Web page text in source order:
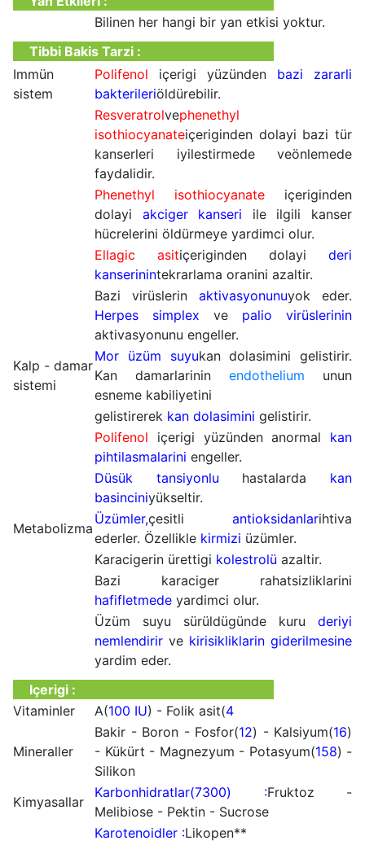
Bilinen her hangi bir yan etkisi yoktur.
Tibbi Bakis Tarzi :
Immün
sistem
Polifenol içerigi yüzünden bazi zararli
bakterileriöldürebilir.
Resveratrolvephenethyl
isothiocyanateiçeriginden dolayi bazi tür
kanserleri iyilestirmede veönlemede
faydalidir.
Phenethyl isothiocyanate içeriginden
dolayi akciger kanseri ile ilgili kanser
hücrelerini öldürmeye yardimci olur.
Ellagic asitiçeriginden dolayi deri
kanserinintekrarlama oranini azaltir.
Bazi virüslerin aktivasyonunuyok eder.
Herpes simplex ve palio
virüslerinin
aktivasyonunu engeller.
Kalp - damar
sistemi
Mor üzüm suyukan dolasimini gelistirir.
Kan damarlarinin endothelium unun
esneme kabiliyetini
gelistirerek kan dolasimini gelistirir.
Polifenol içerigi yüzünden anormal kan
pihtilasmalarini engeller.
Düsük tansiyonlu hastalarda kan
basinciniyükseltir.
Metabolizma
Üzümler,çesitli antioksidanlarihtiva
ederler. Özellikle kirmizi üzümler.
Karacigerin ürettigi kolestrolü azaltir.
Bazi karaciger rahatsizliklarini
hafifletmede yardimci olur.
Üzüm suyu sürüldügünde kuru deriyi
nemlendirir ve kirisikliklarin giderilmesine
yardim eder.
Içerigi :
Vitaminler
A(100 IU) - Folik asit(4
Mineraller
Bakir - Boron - Fosfor(12) - Kalsiyum(16)
- Kükürt - Magnezyum - Potasyum(158) -
Silikon
Kimyasallar
Karbonhidratlar(7300) :Fruktoz -
Melibiose - Pektin - Sucrose
Karotenoidler :Likopen**